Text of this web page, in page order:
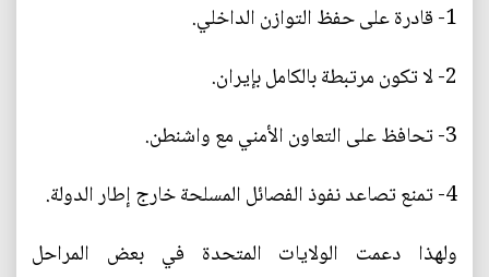
1- قادرة على حفظ التوازن الداخلي.
2- لا تكون مرتبطة بالكامل بإيران.
3- تحافظ على التعاون الأمني مع واشنطن.
4- تمنع تصاعد نفوذ الفصائل المسلحة خارج إطار الدولة.
ولهذا دعمت الولايات المتحدة في بعض المراحل